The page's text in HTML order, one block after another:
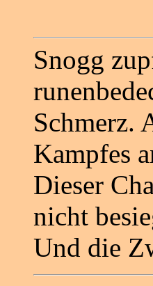
Snogg
Schmerz.
Kampfes
Dieser
nicht
Und die